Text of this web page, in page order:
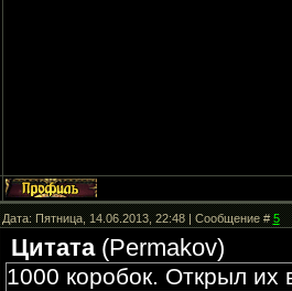
Дата: Пятница, 14.06.2013, 22:48 | Сообщение #5
Цитата(Permakov)
1000 коробок. Открыл их